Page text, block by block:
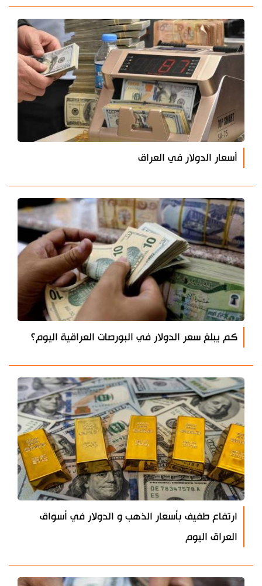
أسعار الدولار في العراق
كم يبلغ سعر الدولار في البورصات العراقية اليوم؟
ارتفاع طفيف بأسعار الذهب و الدولار في أسواق
العراق اليوم